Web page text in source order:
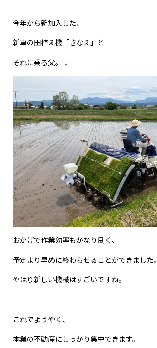
今年から新加入した、
新車の田植え機「さなえ」と
それに乗る父。↓
おかげで作業効率もかなり良く、
予定より早めに終わらせることができました。
やはり新しい機械はすごいですね。
これでようやく、
本業の不動産にしっかり集中できます。